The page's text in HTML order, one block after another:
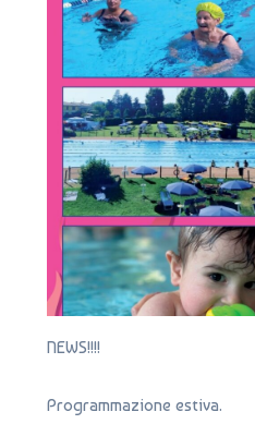
NEWS!!!!
Programmazione estiva.